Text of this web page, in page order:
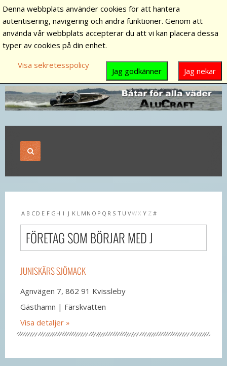
A B C D E F G H I J K L M N O P Q R S T U VWX Y Z #
FÖRETAG SOM BÖRJAR MED J
JUNISKÄRS SJÖMACK
Agnvägen 7, 862 91 Kvissleby
Gästhamn | Färskvatten
Visa detaljer
Denna webbplats använder cookies för att hantera
autentisering, navigering och andra funktioner. Genom att
använda vår webbplats accepterar du att vi kan placera dessa
typer av cookies på din enhet.
Visa sekretesspolicy
Jag nekar
Jag godkänner